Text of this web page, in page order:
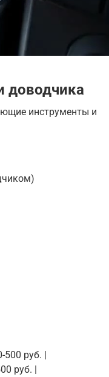
доводчика
инструменты и
500 руб. |
руб. |